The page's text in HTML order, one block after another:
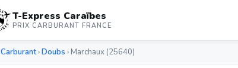
T-Express Caraïbes
PRIX CARBURANT FRANCE
Carburant›Doubs › Marchaux (25640)